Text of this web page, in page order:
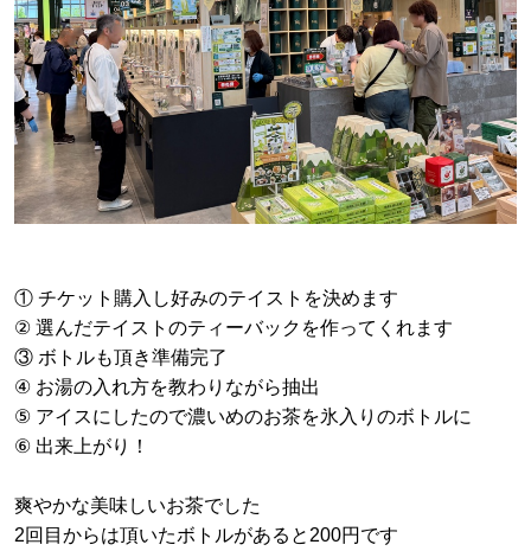
① チケット購入し好みのテイストを決めます
② 選んだテイストのティーバックを作ってくれます
③ ボトルも頂き準備完了
④ お湯の入れ方を教わりながら抽出
⑤ アイスにしたので濃いめのお茶を氷入りのボトルに
⑥ 出来上がり！
爽やかな美味しいお茶でした
2回目からは頂いたボトルがあると200円です